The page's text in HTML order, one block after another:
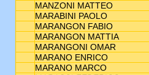
MANZONI MATTEO
MARABINI PAOLO
MARANGON FABIO
MARANGON MATTIA
MARANGONI OMAR
MARANO ENRICO
MARANO MARCO